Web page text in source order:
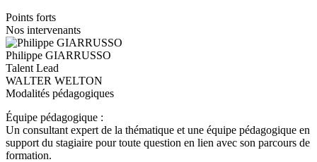
Points forts
Nos intervenants
Philippe GIARRUSSO
Talent Lead
WALTER WELTON
Modalités pédagogiques
Équipe pédagogique :
Un consultant expert de la thématique et une équipe pédagogique en
support du stagiaire pour toute question en lien avec son parcours de
formation.